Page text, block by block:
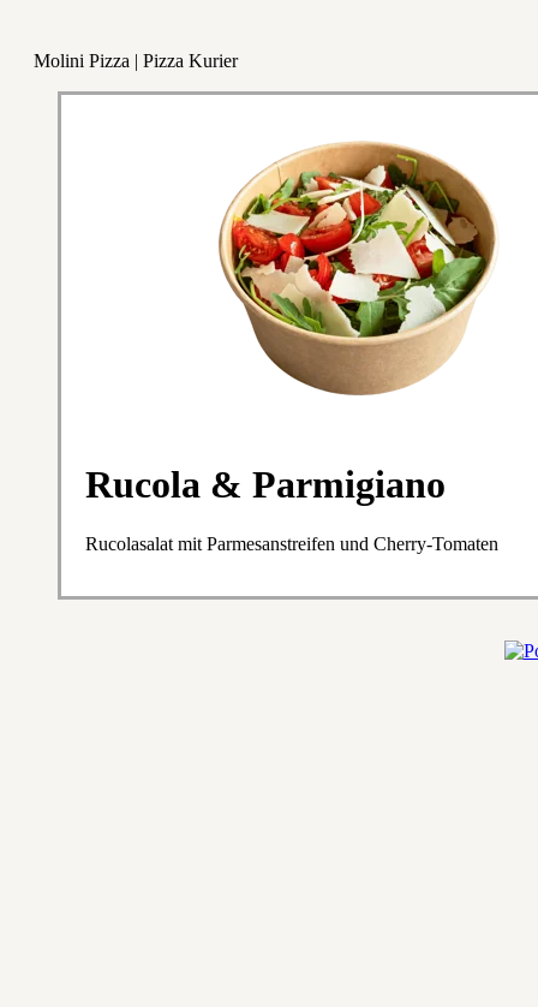
Molini Pizza | Pizza Kurier
Rucola & Parmigiano
Rucolasalat mit Parmesanstreifen und Cherry-Tomaten